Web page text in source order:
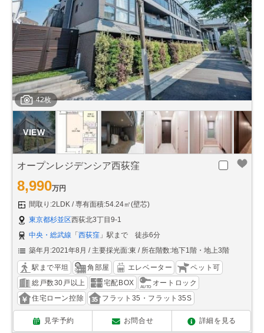
42枚
オープンレジデンシア西荻窪
8,990万円
間取り:2LDK
専有面積:54.24㎡(壁芯)
東京都杉並区西荻北3丁目9-1
中央・総武線 「 西荻窪 」駅まで 徒歩6分
築年月:2021年8月
主要採光面:東 所在階数:地下1階・地上3階
駅まで平坦 角部屋 エレベーター
ペット可
総戸数30戸以上
宅配BOX
オートロック
住宅ローン控除
フラット35・フラット35S
見学予約 お問合せ 詳細を見る